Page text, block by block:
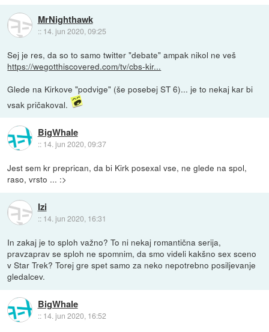
MrNighthawk
:: 14. jun 2020, 09:25
Sej je res, da so to samo twitter "debate" ampak nikol ne veš
https://wegotthiscovered.com/tv/cbs-kir...
Glede na Kirkove "podvige" (še posebej ST 6)... je to nekaj kar bi
vsak pričakoval.
BigWhale
:: 14. jun 2020, 09:37
Jest sem kr preprican, da bi Kirk posexal vse, ne glede na spol,
raso, vrsto ... :>
Izi
:: 14. jun 2020, 16:31
In zakaj je to sploh važno? To ni nekaj romantična serija,
pravzaprav se sploh ne spomnim, da smo videli kakšno sex sceno
v Star Trek? Torej gre spet samo za neko nepotrebno posiljevanje
gledalcev.
BigWhale
:: 14. jun 2020, 16:52